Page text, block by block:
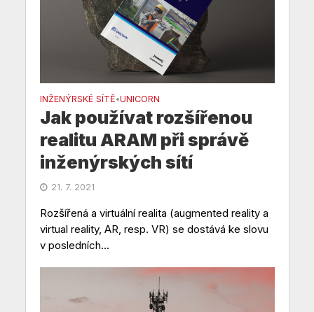
INŽENÝRSKÉ SÍTĚ•UNICORN
Jak používat rozšířenou
realitu ARAM při správě
inženýrských sítí
21. 7. 2021
Rozšířená a virtuální realita (augmented reality a
virtual reality, AR, resp. VR) se dostává ke slovu
v posledních...